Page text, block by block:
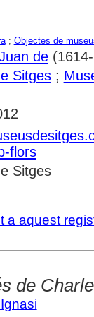
; Objectes de
de
Sitges;
flors
Sitges
a aquest
de